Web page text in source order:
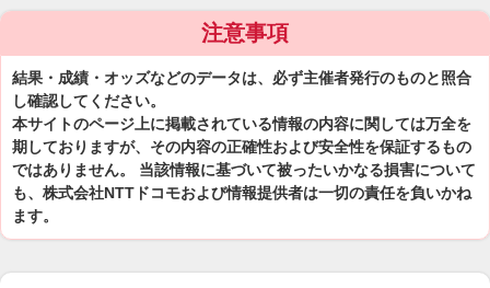
注意事項
結果・成績・オッズなどのデータは、必ず主催者発行のものと照合
し確認してください。
本サイトのページ上に掲載されている情報の内容に関しては万全を
期しておりますが、その内容の正確性および安全性を保証するもの
ではありません。 当該情報に基づいて被ったいかなる損害について
も、株式会社NTTドコモおよび情報提供者は一切の責任を負いかね
ます。